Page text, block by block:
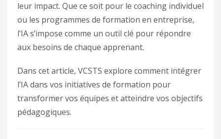
leur impact. Que ce soit pour le coaching individuel
ou les programmes de formation en entreprise,
l’IA s’impose comme un outil clé pour répondre
aux besoins de chaque apprenant.
Dans cet article, VCSTS explore comment intégrer
l’IA dans vos initiatives de formation pour
transformer vos équipes et atteindre vos objectifs
pédagogiques.